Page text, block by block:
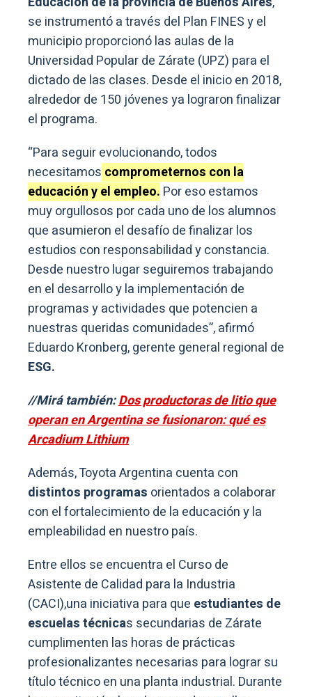
se instrumentó a través del Plan FINES y el
municipio proporcionó las aulas de la
Universidad Popular de Zárate (UPZ) para el
dictado de las clases. Desde el inicio en 2018,
alrededor de 150 jóvenes ya lograron finalizar
el programa.
“Para seguir evolucionando, todos
necesitamos comprometernos con la
educación y el empleo. Por eso estamos
muy orgullosos por cada uno de los alumnos
que asumieron el desafío de finalizar los
estudios con responsabilidad y constancia.
Desde nuestro lugar seguiremos trabajando
en el desarrollo y la implementación de
programas y actividades que potencien a
nuestras queridas comunidades”, afirmó
Eduardo Kronberg, gerente general regional de
ESG.
//Mirá también:Dos productoras de litio que
operan en Argentina se fusionaron: qué es
Arcadium Lithium
Además, Toyota Argentina cuenta con
distintos programas orientados a colaborar
con el fortalecimiento de la educación y la
empleabilidad en nuestro país.
Entre ellos se encuentra el Curso de
Asistente de Calidad para la Industria
(CACI),una iniciativa para que estudiantes de
escuelas técnicas secundarias de Zárate
cumplimenten las horas de prácticas
profesionalizantes necesarias para lograr su
título técnico en una planta industrial. Durante